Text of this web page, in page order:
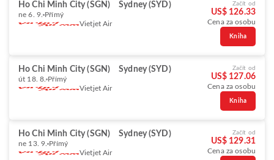
Ho Chi Minh City (SGN) Sydney (SYD)
ne 6. 9. Přímý
Vietjet Air
Začít od
US$ 126.33
Cena za osobu
Kniha
Ho Chi Minh City (SGN) Sydney (SYD)
út 18. 8. Přímý
Vietjet Air
Začít od
US$ 127.06
Cena za osobu
Kniha
Ho Chi Minh City (SGN) Sydney (SYD)
ne 13. 9. Přímý
Vietjet Air
Začít od
US$ 129.31
Cena za osobu